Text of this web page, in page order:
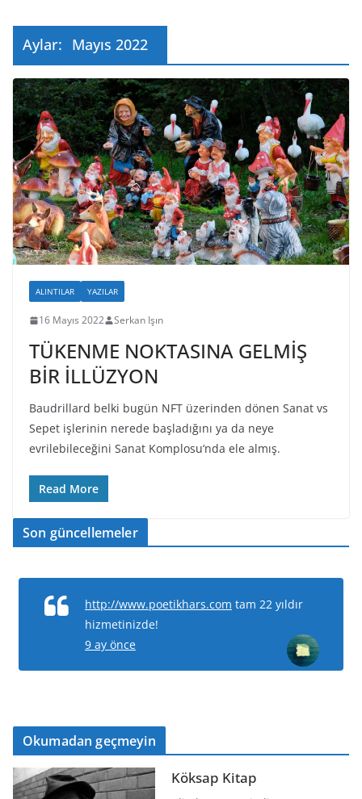
Aylar: Mayıs 2022
ALINTILAR YAZILAR
16 Mayıs 2022 Serkan Işın
TÜKENME NOKTASINA GELMİŞ
BİR İLLÜZYON
Baudrillard belki bugün NFT üzerinden dönen Sanat vs
Sepet işlerinin nerede başladığını ya da neye
evrilebileceğini Sanat Komplosu‘nda ele almış.
Read More
Son güncellemeler
http://www.poetikhars.com tam 22 yıldır
hizmetinizde!
9 ay önce
Okumadan geçmeyin
Köksap Kitap